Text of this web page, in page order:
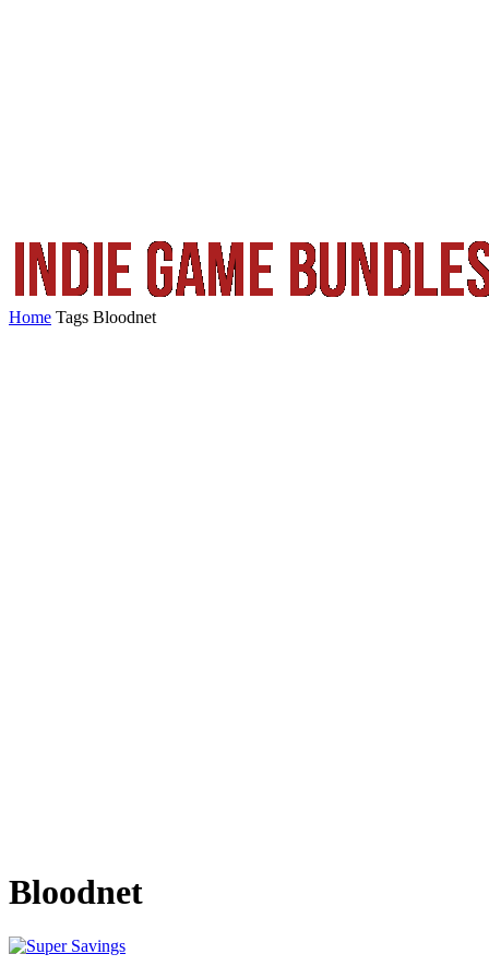
Home Tags Bloodnet
Bloodnet